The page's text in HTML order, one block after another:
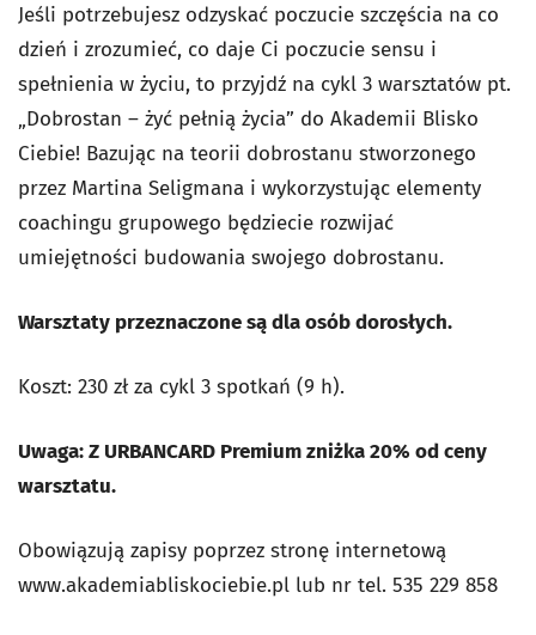
Jeśli potrzebujesz odzyskać poczucie szczęścia na co
dzień i zrozumieć, co daje Ci poczucie sensu i
spełnienia w życiu, to przyjdź na cykl 3 warsztatów pt.
„Dobrostan – żyć pełnią życia” do Akademii Blisko
Ciebie! Bazując na teorii dobrostanu stworzonego
przez Martina Seligmana i wykorzystując elementy
coachingu grupowego będziecie rozwijać
umiejętności budowania swojego dobrostanu.
Warsztaty przeznaczone są dla osób dorosłych.
Koszt: 230 zł za cykl 3 spotkań (9 h).
Uwaga: Z URBANCARD Premium zniżka 20% od ceny
warsztatu.
Obowiązują zapisy poprzez stronę internetową
www.akademiabliskociebie.pl lub nr tel. 535 229 858